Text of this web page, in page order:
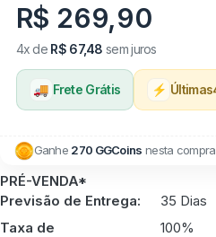
R$ 269,90
4x de R$ 67,48 sem juros
🚚 Frete Grátis ⚡ Últimas
Ganhe 270 GGCoins nesta compra
PRÉ-VENDA*
Previsão de Entrega:
35 Dias
Taxa de
100%